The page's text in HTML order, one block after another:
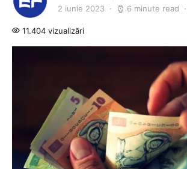
2 iunie 2023 6 minute read
11.404 vizualizări